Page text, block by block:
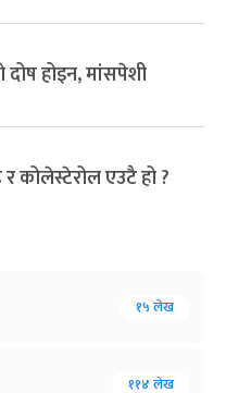
दोष होइन, मांसपेशी
कोलेस्टेरोल एउटै हो ?
१५ लेख
११४ लेख